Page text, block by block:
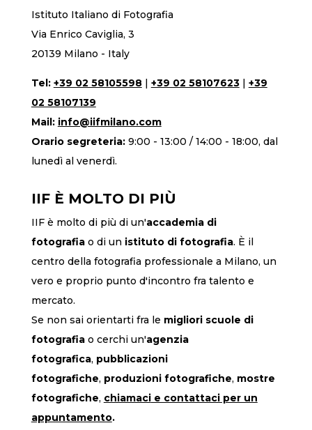
Istituto Italiano di Fotografia
Via Enrico Caviglia, 3
20139 Milano - Italy
Tel: +39 02 58105598| +39 02 58107623| +39
02 58107139
Mail: info@iifmilano.com
Orario segreteria: 9:00 - 13:00 / 14:00 - 18:00, dal
lunedì al venerdì.
IIF È MOLTO DI PIÙ
IIF è molto di più di un'accademia di
fotografiao di un istituto di fotografia. È il
centro della fotografia professionale a Milano, un
vero e proprio punto d'incontro fra talento e
mercato.
Se non sai orientarti fra le migliori scuole di
fotografiao cerchi un'agenzia
fotografica, pubblicazioni
fotografiche, produzioni fotografiche, mostre
fotografiche, chiamacie contattaci per un
appuntamento.